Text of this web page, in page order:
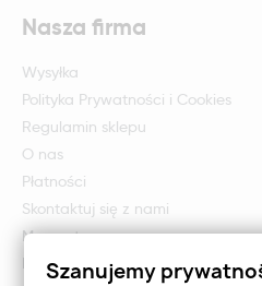
Nasza firma
Wysyłka
Polityka Prywatności i Cookies
Regulamin sklepu
O nas
Płatności
Skontaktuj się z nami
Mapa strony
Formularz zwrotu i reklamacji
Szanujemy